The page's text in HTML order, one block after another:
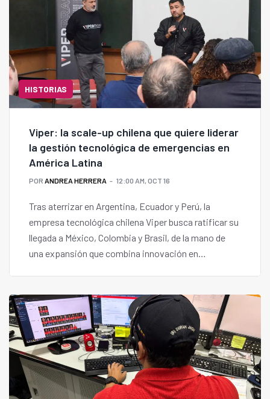
HISTORIAS
Viper: la scale-up chilena que quiere liderar
la gestión tecnológica de emergencias en
América Latina
POR ANDREA HERRERA 12:00 AM, OCT 16
Tras aterrizar en Argentina, Ecuador y Perú, la
empresa tecnológica chilena Viper busca ratificar su
llegada a México, Colombia y Brasil, de la mano de
una expansión que combina innovación en